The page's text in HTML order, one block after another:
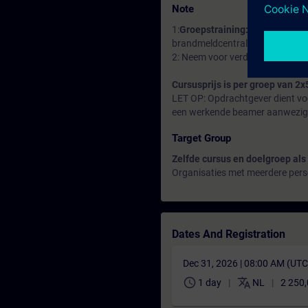
Note
1:Groepstraining: De training
brandmeldcentrale, aan
2: Neem voor verdere
Cursusprijs is per groep van
LET OP: Opdrachtgever dient
een werkende beamer aanwezig
Target Group
Zelfde cursus en doelgroep als
Organisaties met meerdere
Dates And Registration
Dec 31, 2026 | 08:00 AM
schedule 1 day translate NL 2